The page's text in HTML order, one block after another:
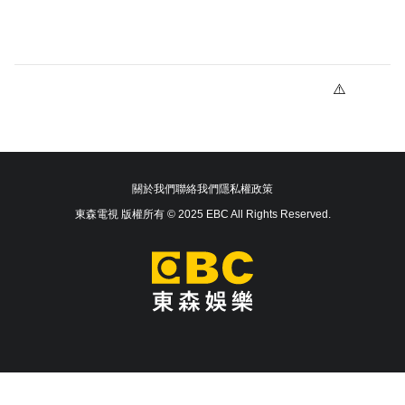
關於我們聯絡我們隱私權政策
東森電視 版權所有 © 2025 EBC All Rights Reserved.